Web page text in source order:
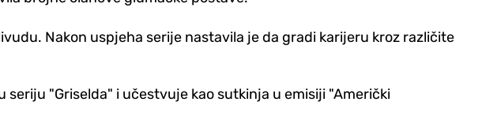
Nakon uspjeha serije nastavila je da gradi karijeru kroz različite
"Griselda" i učestvuje kao sutkinja u emisiji "Američki